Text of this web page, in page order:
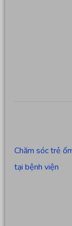
Chăm sóc trẻ
tại bệnh viện